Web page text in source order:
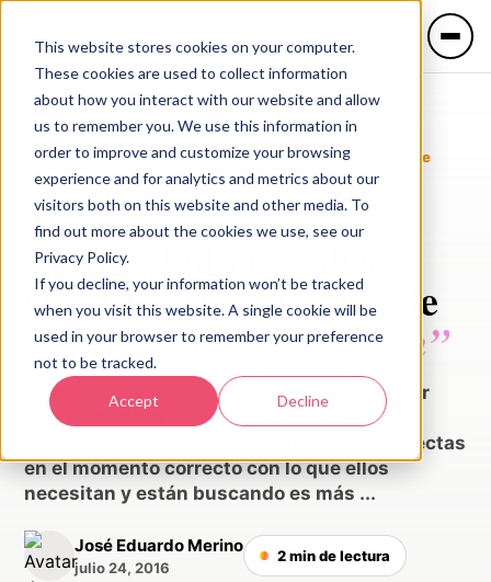
This website stores cookies on your computer.
These cookies are used to collect information
about how you interact with our website and allow
us to remember you. We use this information in
order to improve and customize your browsing
experience and for analytics and metrics about our
visitors both on this website and other media. To
find out more about the cookies we use, see our
Privacy Policy.
If you decline, your information won’t be tracked
when you visit this website. A single cookie will be
used in your browser to remember your preference
not to be tracked.
Accept Decline
IDIOMA
🇲🇽 Español 🇺🇸 English
Servicios
Industrias
Inbound Marketing
Publicidad en redes sociales, estadísticas de “Facebook e
instagram”
Publicidad en redes
sociales, estadísticas de
“Facebooke instagram”
Al pensar hacer una estrategia digital, crear
contenido para tus páginas es una tarea
importante, pero llegar a las personas correctas
en el momento correcto con lo que ellos
necesitan y están buscando es más ...
José Eduardo Merino
julio 24, 2016
2 min de lectura